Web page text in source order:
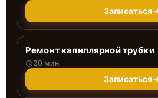
Записаться
Ремонт капиллярной трубки
20 мин
Записаться